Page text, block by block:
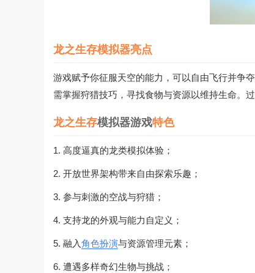
龙之生存模拟器亮点
游戏赋予你征服天空的能力，可以自由飞行并争
需掌握狩猎技巧，寻找食物与资源以维持生命。
龙之生存模拟器游戏特色
1. 高度逼真的龙类模拟体验；
2. 开放世界架构带来自由探索乐趣；
3. 参与刺激的空战与狩猎；
4. 支持龙的外观与能力自定义；
5. 融入角色扮演与资源管理元素；
6. 遭遇多样奇幻生物与挑战；